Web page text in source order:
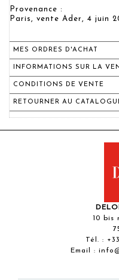
Provenance :
Paris, vente Ader, 4 juin
MES ORDRES D'ACHAT
INFORMATIONS SUR LA
CONDITIONS DE VENTE
RETOURNER AU
10 bis
Tél. :
Email :